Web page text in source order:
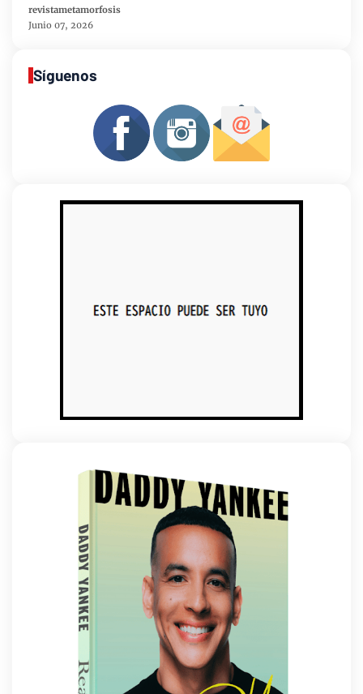
revistametamorfosis
Junio 07, 2026
Síguenos